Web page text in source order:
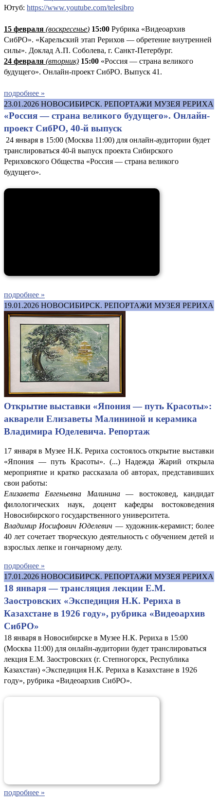
Ютуб: https://www.youtube.com/telesibro
15 февраля (воскресенье) 15:00 Рубрика «Видеоархив
СибРО». «Карельский этап Рерихов — обретение внутренней
силы». Доклад А.П. Соболева, г. Санкт-Петербург.
24 февраля (вторник) 15:00 «Россия — страна великого
будущего». Онлайн-проект СибРО. Выпуск 41.
подробнее »
23.01.2026 НОВОСИБИРСК. РЕПОРТАЖИ МУЗЕЯ РЕРИХА
«Россия — страна великого будущего». Онлайн-
проект СибРО, 40-й выпуск
24 января в 15:00 (Москва 11:00) для онлайн-аудитории будет
транслироваться 40-й выпуск проекта Сибирского
Рериховского Общества «Россия — страна великого
будущего».
подробнее »
19.01.2026 НОВОСИБИРСК. РЕПОРТАЖИ МУЗЕЯ РЕРИХА
Открытие выставки «Япония — путь Красоты»:
акварели Елизаветы Малининой и керамика
Владимира Юделевича. Репортаж
17 января в Музее Н.К. Рериха состоялось открытие выставки
«Япония — путь Красоты». (...) Надежда Жарий открыла
мероприятие и кратко рассказала об авторах, представивших
свои работы:
Елизавета Евгеньевна Малинина— востоковед, кандидат
филологических наук, доцент кафедры востоковедения
Новосибирского государственного университета.
Владимир Иосифович Юделевич — художник-керамист; более
40 лет сочетает творческую деятельность с обучением детей и
взрослых лепке и гончарному делу.
подробнее »
17.01.2026 НОВОСИБИРСК. РЕПОРТАЖИ МУЗЕЯ РЕРИХА
18 января — трансляция лекции Е.М.
Заостровских «Экспедиция Н.К. Рериха в
Казахстане в 1926 году», рубрика «Видеоархив
СибРО»
18 января в Новосибирске в Музее Н.К. Рериха в 15:00
(Москва 11:00) для онлайн-аудитории будет транслироваться
лекция Е.М. Заостровских (г. Степногорск, Республика
Казахстан) «Экспедиция Н.К. Рериха в Казахстане в 1926
году», рубрика «Видеоархив СибРО».
подробнее »